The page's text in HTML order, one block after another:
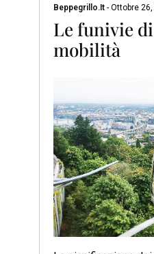
Beppegrillo.it - Ottobre
Le funivie
mobilità